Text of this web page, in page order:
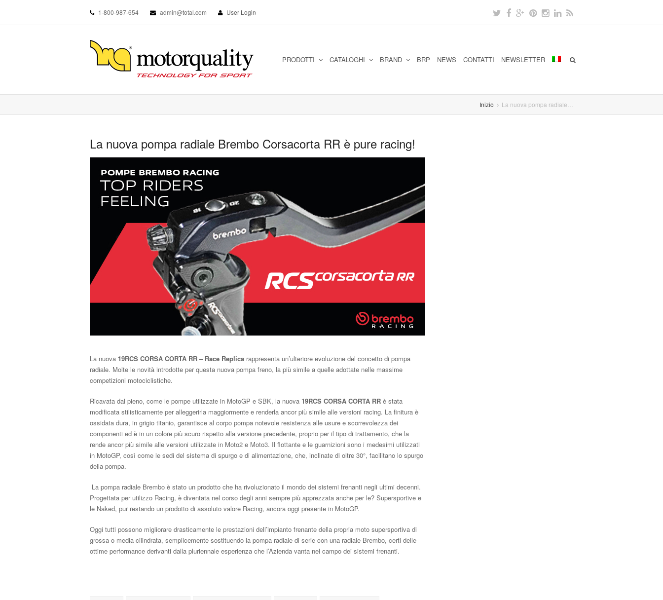
1-800-987-654 admin@total.com User Login
PRODOTTI CATALOGHI BRAND BRP NEWS CONTATTI NEWSLETTER
Inizio La nuova pompa radiale…
La nuova pompa radiale Brembo Corsacorta RR è pure racing!
La nuova 19RCS CORSA CORTA RR – Race Replica rappresenta un’ulteriore evoluzione del concetto di pompa
radiale. Molte le novità introdotte per questa nuova pompa freno, la più simile a quelle adottate nelle massime
competizioni motociclistiche.
Ricavata dal pieno, come le pompe utilizzate in MotoGP e SBK, la nuova 19RCS CORSA CORTA RR è stata
modificata stilisticamente per alleggerirla maggiormente e renderla ancor più simile alle versioni racing. La finitura è
ossidata dura, in grigio titanio, garantisce al corpo pompa notevole resistenza alle usure e scorrevolezza dei
componenti ed è in un colore più scuro rispetto alla versione precedente, proprio per il tipo di trattamento, che la
rende ancor più simile alle versioni utilizzate in Moto2 e Moto3. Il flottante e le guarnizioni sono i medesimi utilizzati
in MotoGP, così come le sedi del sistema di spurgo e di alimentazione, che, inclinate di oltre 30°, facilitano lo spurgo
della pompa.
La pompa radiale Brembo è stato un prodotto che ha rivoluzionato il mondo dei sistemi frenanti negli ultimi decenni.
Progettata per utilizzo Racing, è diventata nel corso degli anni sempre più apprezzata anche per le? Supersportive e
le Naked, pur restando un prodotto di assoluto valore Racing, ancora oggi presente in MotoGP.
Oggi tutti possono migliorare drasticamente le prestazioni dell’impianto frenante della propria moto supersportiva di
grossa o media cilindrata, semplicemente sostituendo la pompa radiale di serie con una radiale Brembo, certi delle
ottime performance derivanti dalla pluriennale esperienza che l’Azienda vanta nel campo dei sistemi frenanti.